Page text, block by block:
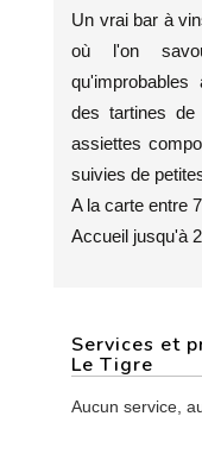
Un vrai bar à
où l'on
des tartines de
assiettes
suivies de
A la carte entre
Accueil jusqu'à
Services et
Le Tigre
Aucun service,